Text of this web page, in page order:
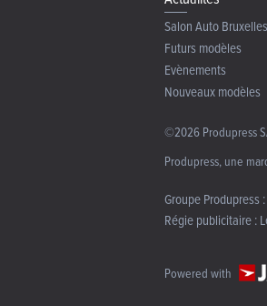
Salon Auto Bruxelles
Futurs modèles
Evènements
Nouveaux modèles
©2026 Produpress
Produpress, une
Groupe Produpress :
Régie publicitaire :
Powered with